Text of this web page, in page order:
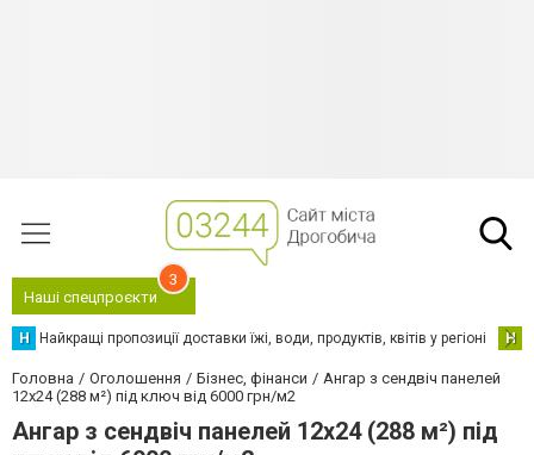
Наші спецпроєкти
3
Н Найкращі пропозиції доставки їжі, води, продуктів, квітів у регіоні Н
Головна Оголошення Бізнес, фінанси
Ангар з сендвіч панелей
12х24 (288 м²) під ключ від 6000 грн/м2
Ангар з сендвіч панелей 12х24 (288 м²) під